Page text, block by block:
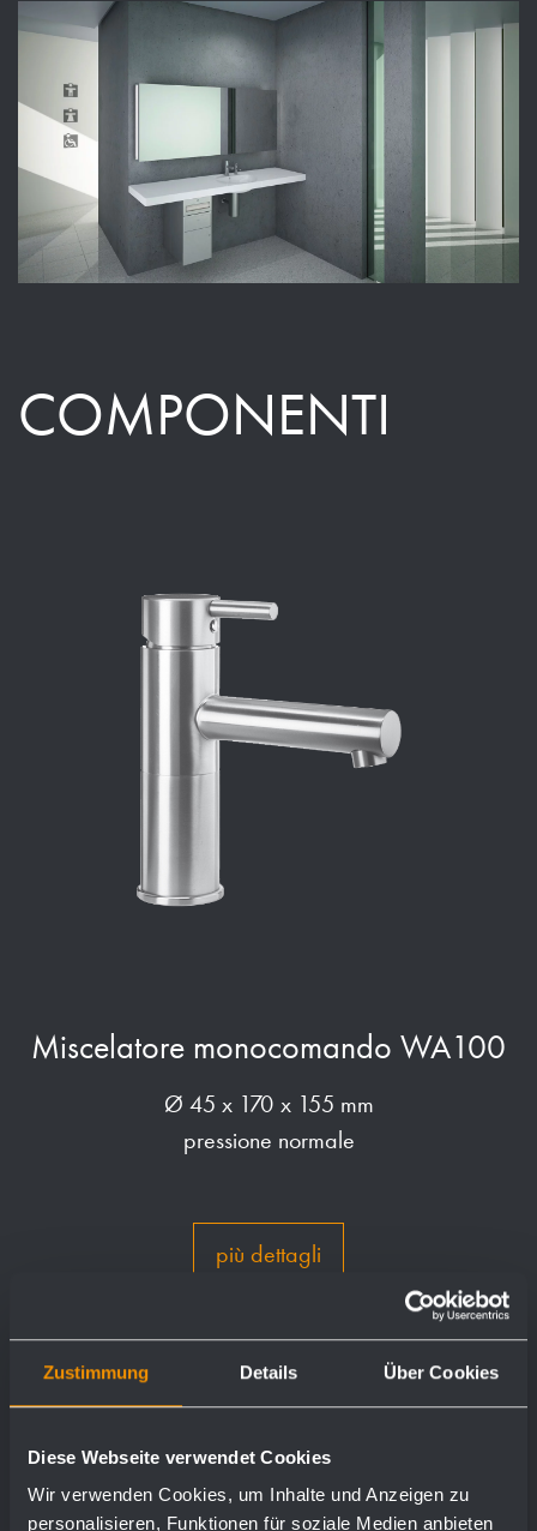
Zustimmung Details Über Cookies
Diese Webseite verwendet Cookies
Wir verwenden Cookies, um Inhalte und Anzeigen zu
personalisieren, Funktionen für soziale Medien anbieten
COMPONENTI
Miscelatore monocomando WA100
Ø 45 x 170 x 155 mm
pressione normale
più dettagli